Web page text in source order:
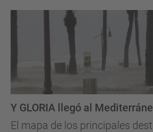
El mapa de los principales
Y GLORIA llegó al